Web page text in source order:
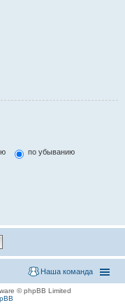
по убыванию
Наша команда
© phpBB Limited